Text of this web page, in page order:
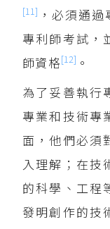
[11] ，必須通
專利師考試，
師資格[12] 。
為了妥善執行
專業和技術專
面，他們必須
入理解；在技
的科學、工程
發明創作的技